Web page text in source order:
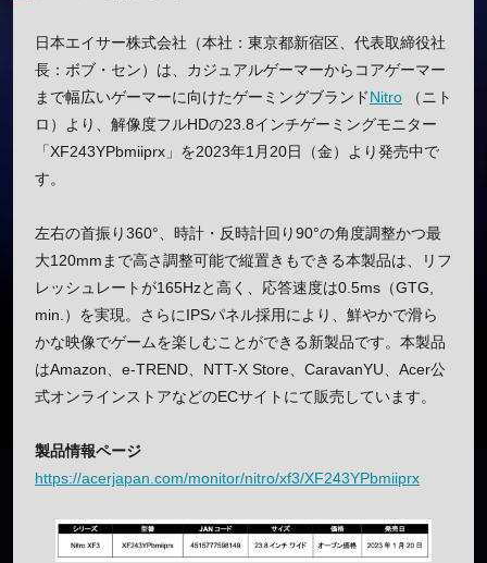
日本エイサー株式会社（本社：東京都新宿区、代表取締役社
長：ボブ・セン）は、カジュアルゲーマーからコアゲーマー
まで幅広いゲーマーに向けたゲーミングブランドNitro （ニト
ロ）より、解像度フルHDの23.8インチゲーミングモニター
「XF243YPbmiiprx」を2023年1月20日（金）より発売中で
す。
左右の首振り360°、時計・反時計回り90°の角度調整かつ最
大120mmまで高さ調整可能で縦置きもできる本製品は、リフ
レッシュレートが165Hzと高く、応答速度は0.5ms（GTG,
min.）を実現。さらにIPSパネル採用により、鮮やかで滑ら
かな映像でゲームを楽しむことができる新製品です。本製品
はAmazon、e-TREND、NTT-X Store、CaravanYU、Acer公
式オンラインストアなどのECサイトにて販売しています。
製品情報ページ
https://acerjapan.com/monitor/nitro/xf3/XF243YPbmiiprx